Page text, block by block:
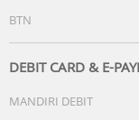
BTN
DEBIT CARD & E-
MANDIRI DEBIT